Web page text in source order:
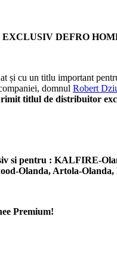
DEFRO
și cu un titlu important
domnul Robert
titlul de distribuitor
si pentru : KALFIRE-
Olanda, Artola-
Premium!